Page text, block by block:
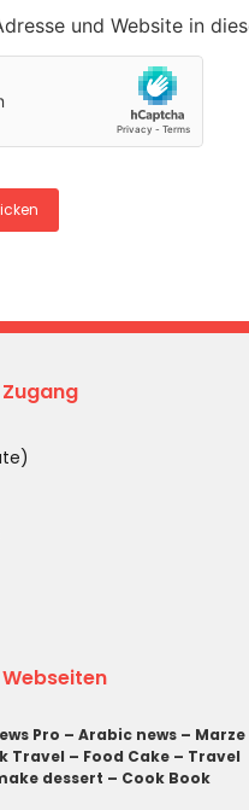
und Website in
Pro – Arabic news – Marze
Travel – Food Cake – Travel
dessert – Cook Book